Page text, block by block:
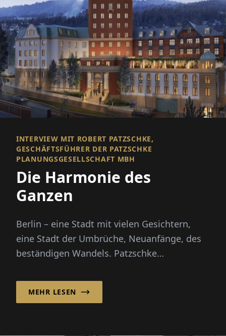
INTERVIEW MIT ROBERT PATZSCHKE,
GESCHÄFTSFÜHRER DER PATZSCHKE
PLANUNGSGESELLSCHAFT MBH
Die Harmonie des
Ganzen
Berlin – eine Stadt mit vielen Gesichtern,
eine Stadt der Umbrüche, Neuanfänge, des
beständigen Wandels. Patzschke
MEHR LESEN